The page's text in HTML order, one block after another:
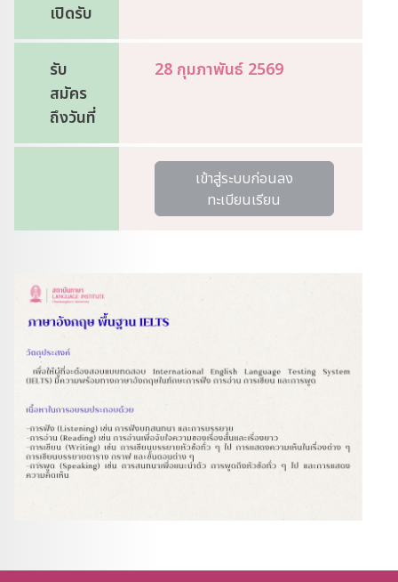
เปิดรับ
รับ
สมัคร
ถึงวันที่
28 กุมภาพันธ์ 2569
เข้าสู่ระบบก่อนลง
ทะเบียนเรียน